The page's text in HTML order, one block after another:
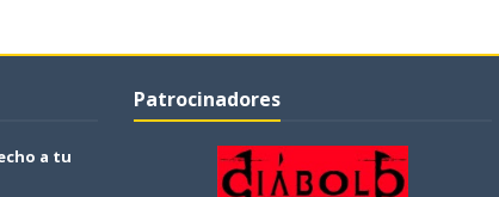
a tu
Patrocinadores